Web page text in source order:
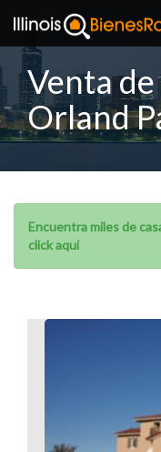
Venta de
Orland
Encuentra miles de
click aqui